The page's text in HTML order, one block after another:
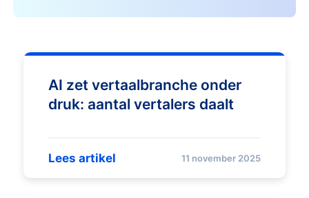
AI zet vertaalbranche onder
druk: aantal vertalers daalt
Lees artikel 11 november 2025